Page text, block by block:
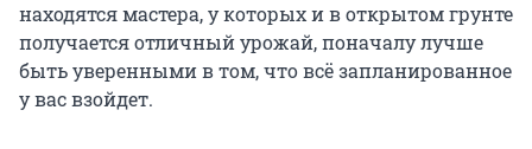
находятся мастера, у которых и в открытом грунте
получается отличный урожай, поначалу лучше
быть уверенными в том, что всё запланированное
у вас взойдет.